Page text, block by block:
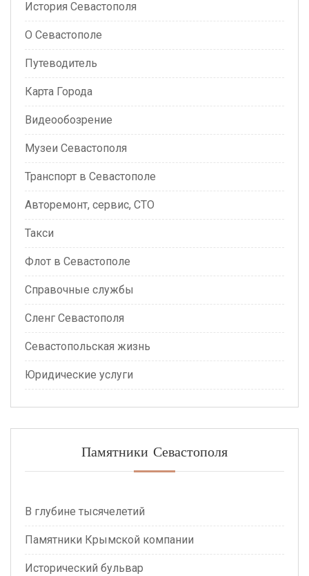
История Севастополя
О Севастополе
Путеводитель
Карта Города
Видеообозрение
Музеи Севастополя
Транспорт в Севастополе
Авторемонт, сервис, СТО
Такси
Флот в Севастополе
Справочные службы
Сленг Севастополя
Севастопольская жизнь
Юридические услуги
Памятники Севастополя
В глубине тысячелетий
Памятники Крымской компании
Исторический бульвар